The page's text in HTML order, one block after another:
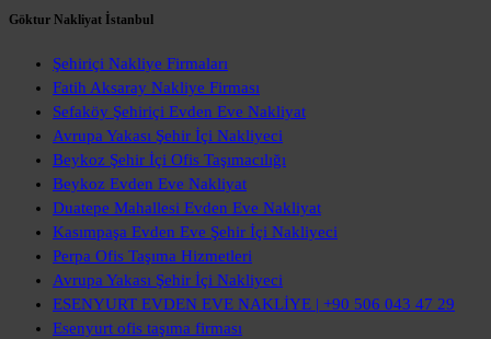
Göktur Nakliyat İstanbul
Şehiriçi Nakliye Firmaları
Fatih Aksaray Nakliye Firması
Sefaköy Şehiriçi Evden Eve Nakliyat
Avrupa Yakası Şehir İçi Nakliyeci
Beykoz Şehir İçi Ofis Taşımacılığı
Beykoz Evden Eve Nakliyat
Duatepe Mahallesi Evden Eve Nakliyat
Kasımpaşa Evden Eve Şehir İçi Nakliyeci
Perpa Ofis Taşıma Hizmetleri
Avrupa Yakası Şehir İçi Nakliyeci
ESENYURT EVDEN EVE NAKLİYE | +90 506 043 47 29
Esenyurt ofis taşıma firması